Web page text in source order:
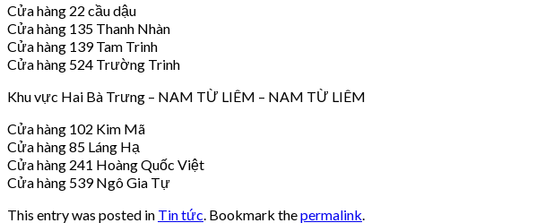
Cửa hàng 22 cầu dậu
Cửa hàng 135 Thanh Nhàn
Cửa hàng 139 Tam Trinh
Cửa hàng 524 Trường Trinh
Khu vực Hai Bà Trưng – NAM TỪ LIÊM – NAM TỪ LIÊM
Cửa hàng 102 Kim Mã
Cửa hàng 85 Láng Hạ
Cửa hàng 241 Hoàng Quốc Việt
Cửa hàng 539 Ngô Gia Tự
This entry was posted in Tin tức . Bookmark thepermalink